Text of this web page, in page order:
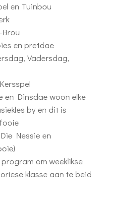
en Tuinbou
en pretdae
Vadersdag,
en Dinsdae woon elke
by en dit is
Nessie en
om weeklikse
klasse aan te beid